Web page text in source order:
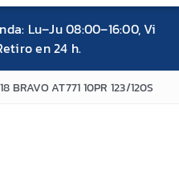
Lu–Ju 08:00–16:00, Vi
en 24 h.
BRAVO AT771 10PR 123/120S